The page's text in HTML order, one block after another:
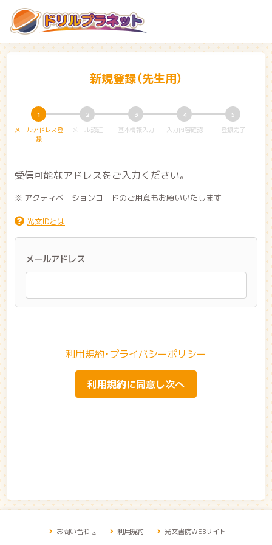
新規登録（先生用）
1
メールアドレス登
録
2
メール認証
3
基本情報入力
4
入力内容確認
5
登録完了
受信可能なアドレスをご入力ください。
※ アクティベーションコードのご用意もお願いいたします
光文IDとは
メールアドレス
利用規約・プライバシーポリシー
利用規約に同意し次へ
お問い合わせ 利用規約 光文書院WEBサイト